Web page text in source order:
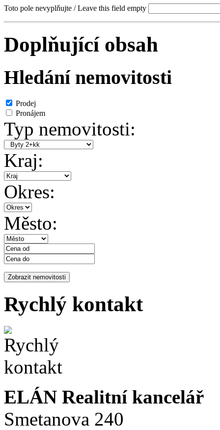
Toto pole nevyplňujte / Leave this field empty
Doplňující obsah
Hledání nemovitosti
Prodej
Pronájem
Typ nemovitosti:
Kraj:
Okres:
Město:
Rychlý kontakt
ELÁN Realitní kancelář
Smetanova 240